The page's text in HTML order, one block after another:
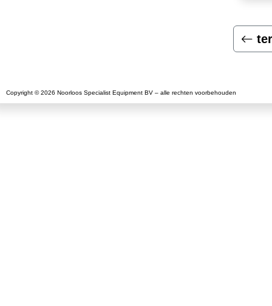
Copyright © 2026 Noorloos Specialist Equipment BV – alle rechten voorbehouden